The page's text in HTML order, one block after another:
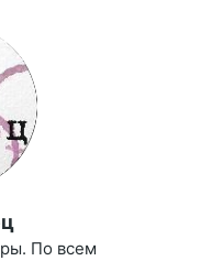
По всем